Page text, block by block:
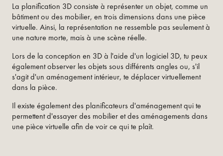
La planification 3D consiste à représenter un objet, comme un
bâtiment ou des mobilier, en trois dimensions dans une pièce
virtuelle. Ainsi, la représentation ne ressemble pas seulement à
une nature morte, mais à une scène réelle.
Lors de la conception en 3D à l'aide d'un logiciel 3D, tu peux
également observer les objets sous différents angles ou, s'il
s'agit d'un aménagement intérieur, te déplacer virtuellement
dans la pièce.
Il existe également des planificateurs d'aménagement qui te
permettent d'essayer des mobilier et des aménagements dans
une pièce virtuelle afin de voir ce qui te plaît.